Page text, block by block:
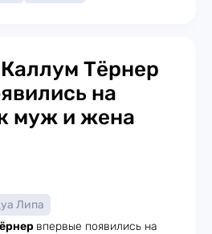
Тёрнер
на
муж и жена
Липа
впервые появились на